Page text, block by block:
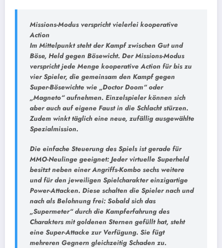
Missions-Modus verspricht vielerlei kooperative
Action
Im Mittelpunkt steht der Kampf zwischen Gut und
Böse, Held gegen Bösewicht. Der Missions-Modus
verspricht jede Menge kooperative Action für bis zu
vier Spieler, die gemeinsam den Kampf gegen
Super-Bösewichte wie „Doctor Doom“ oder
„Magneto“ aufnehmen. Einzelspieler können sich
aber auch auf eigene Faust in die Schlacht stürzen.
Zudem winkt täglich eine neue, zufällig ausgewählte
Spezialmission.
Die einfache Steuerung des Spiels ist gerade für
MMO-Neulinge geeignet: Jeder virtuelle Superheld
besitzt neben einer Angriffs-Kombo sechs weitere
und für den jeweiligen Spielcharakter einzigartige
Power-Attacken. Diese schalten die Spieler nach und
nach als Belohnung frei: Sobald sich das
„Supermeter“ durch die Kampferfahrung des
Charakters mit goldenen Sternen gefüllt hat, steht
eine Super-Attacke zur Verfügung. Sie fügt
mehreren Gegnern gleichzeitig Schaden zu.